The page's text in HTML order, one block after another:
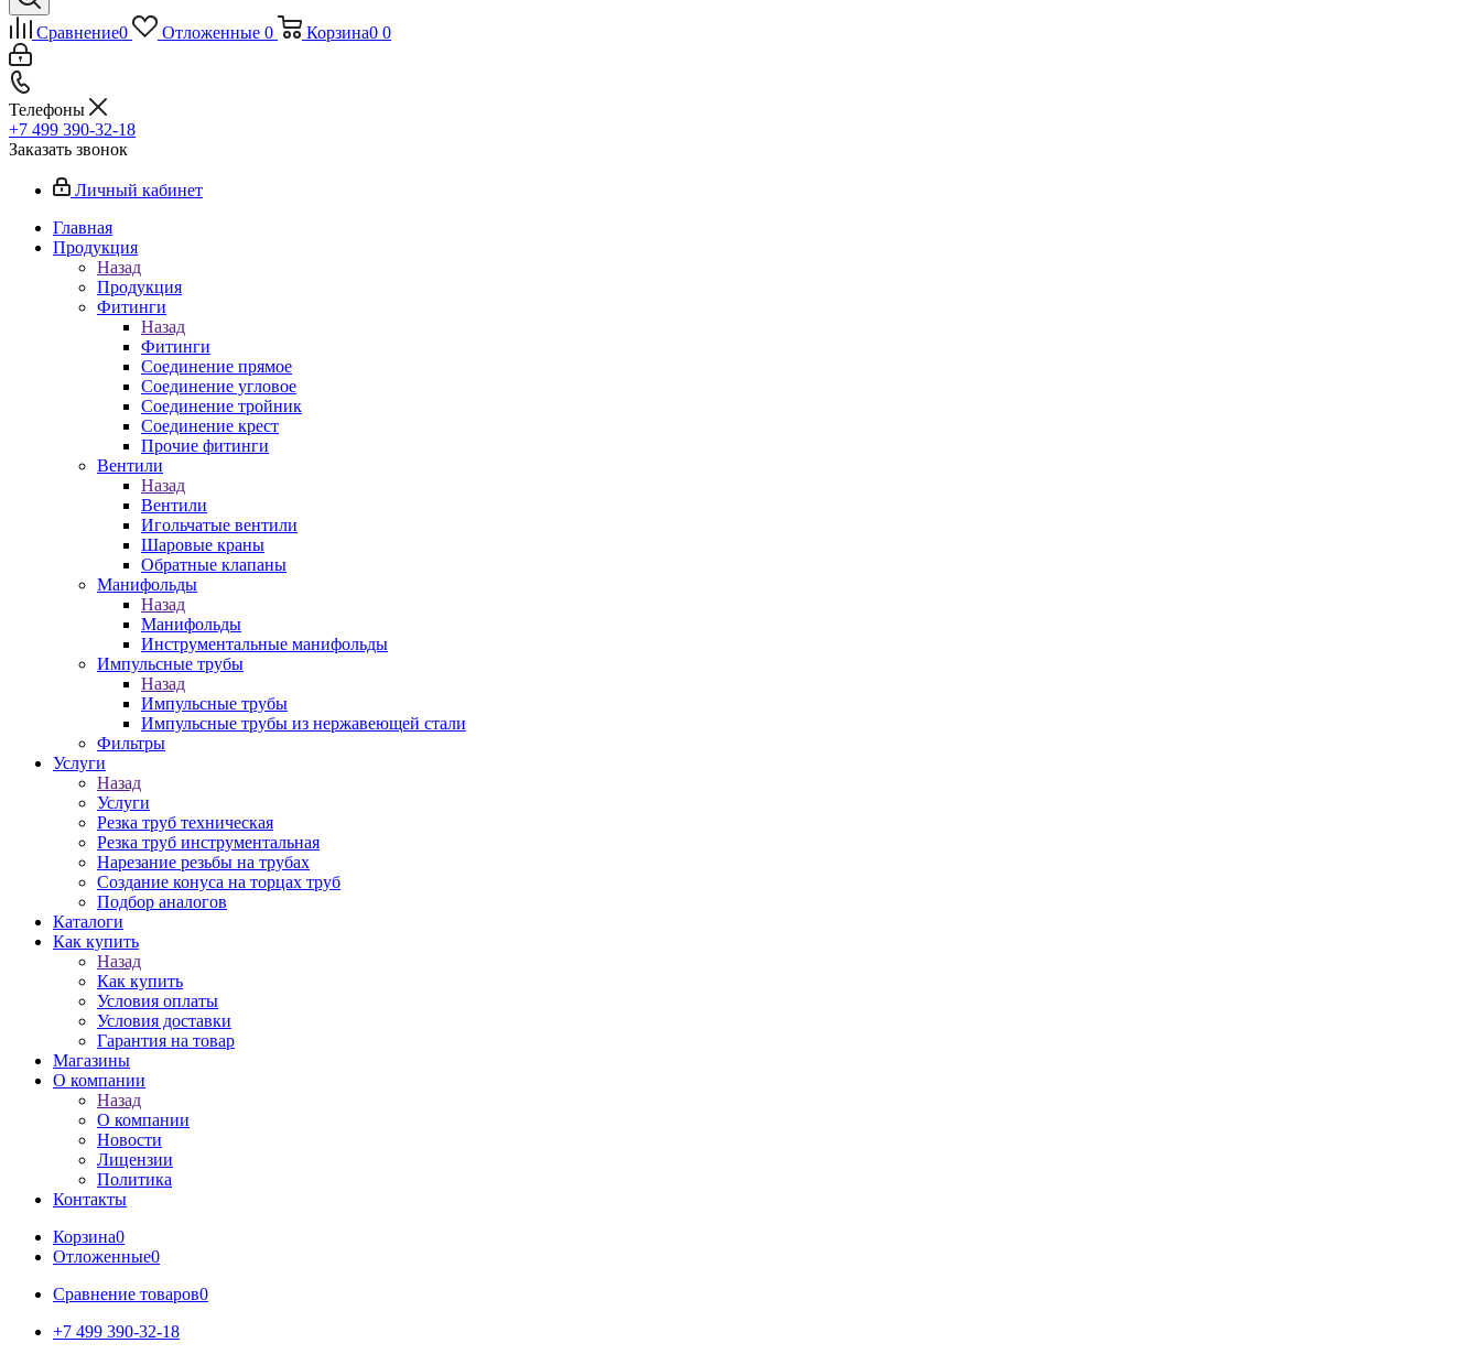
Сравнение0 Отложенные 0 Корзина0 0
Телефоны
+7 499 390-32-18
Заказать звонок
Личный кабинет
Главная
Продукция
Назад
Продукция
Фитинги
Назад
Фитинги
Соединение прямое
Соединение угловое
Соединение тройник
Соединение крест
Прочие фитинги
Вентили
Назад
Вентили
Игольчатые вентили
Шаровые краны
Обратные клапаны
Манифольды
Назад
Манифольды
Инструментальные манифольды
Импульсные трубы
Назад
Импульсные трубы
Импульсные трубы из нержавеющей стали
Фильтры
Услуги
Назад
Услуги
Резка труб техническая
Резка труб инструментальная
Нарезание резьбы на трубах
Создание конуса на торцах труб
Подбор аналогов
Каталоги
Как купить
Назад
Как купить
Условия оплаты
Условия доставки
Гарантия на товар
Магазины
О компании
Назад
О компании
Новости
Лицензии
Политика
Контакты
Корзина0
Отложенные0
Сравнение товаров0
+7 499 390-32-18